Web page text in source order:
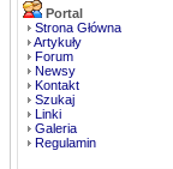
Portal
Strona Główna
Artykuły
Forum
Newsy
Kontakt
Szukaj
Linki
Galeria
Regulamin